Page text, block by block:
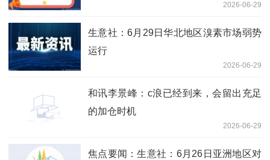
2026-06-29
生意社：6月29日华北地区溴素市场弱势
运行
2026-06-29
和讯李景峰：c浪已经到来，会留出充足
的加仓时机
2026-06-29
焦点要闻：生意社：6月26日亚洲地区对